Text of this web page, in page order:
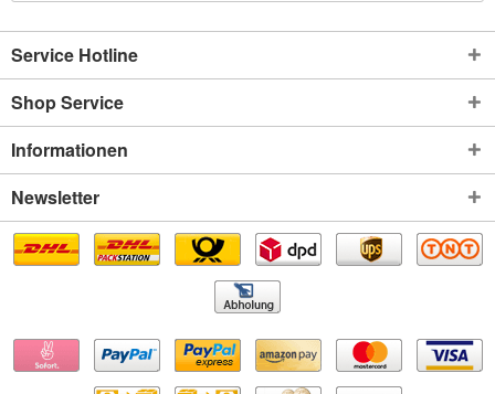
Service Hotline
Shop Service
Informationen
Newsletter